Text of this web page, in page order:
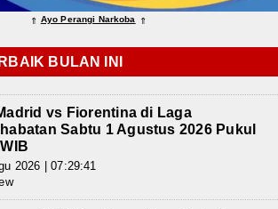
⇑ Ayo Perangi Narkoba ⇑
BULAN INI
vs Fiorentina di Laga
Sabtu 1 Agustus 2026 Pukul
2026 | 07:29:41